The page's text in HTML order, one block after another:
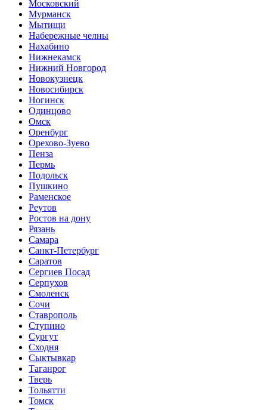
Московский
Мурманск
Мытищи
Набережные челны
Нахабино
Нижнекамск
Нижний Новгород
Новокузнецк
Новосибирск
Ногинск
Одинцово
Омск
Оренбург
Орехово-Зуево
Пенза
Пермь
Подольск
Пушкино
Раменское
Реутов
Ростов на дону
Рязань
Самара
Санкт-Петербург
Саратов
Сергиев Посад
Серпухов
Смоленск
Сочи
Ставрополь
Ступино
Сургут
Сходня
Сыктывкар
Таганрог
Тверь
Тольятти
Томск